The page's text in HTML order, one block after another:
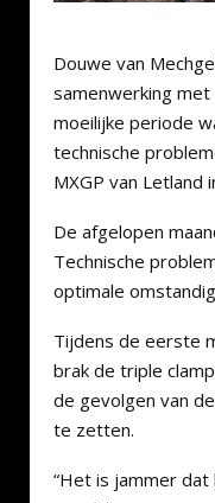
Douwe van
samenwerking
moeilijke periode
technische
MXGP van Letland
De afgelopen
Technische
optimale
Tijdens de eerste
brak de triple
de gevolgen van
te zetten.
“Het is jammer